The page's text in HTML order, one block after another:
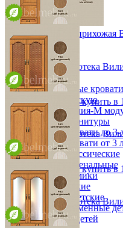
Модульная
74 844 ₽
Детская
Двухъярусные кровати
Декор в детскую
Детская Вилия-М
Детские гарнитуры
Детские кровати до 3-
Детские кровати от 3
Комоды классические
Комоды пеленальные
Кровати домики
Полки детские
Стеллажи детские
Столы письменные
Тумбы для детей
Модульная библиотека
от 39 996 ₽
48,2х190х36,8 см
В корзину
Быстро купить в
Модульная библиотека
от 84 576 ₽
96,4х190х36,8 см
В корзину
Быстро купить в
Модульная библиотека
от 78 552 ₽
96,4х190х36,8 см